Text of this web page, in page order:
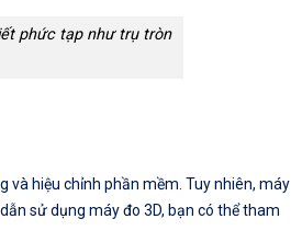
phức tạp như trụ tròn
và hiệu chỉnh phần mềm. Tuy nhiên, máy
sử dụng máy đo 3D, bạn có thể tham